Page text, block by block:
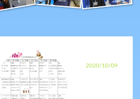
2020/10/09